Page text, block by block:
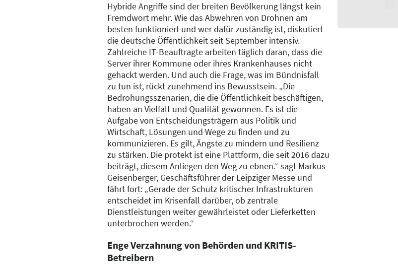
Hybride Angriffe sind der breiten Bevölkerung längst kein
Fremdwort mehr. Wie das Abwehren von Drohnen am
besten funktioniert und wer dafür zuständig ist, diskutiert
die deutsche Öffentlichkeit seit September intensiv.
Zahlreiche IT-Beauftragte arbeiten täglich daran, dass die
Server ihrer Kommune oder ihres Krankenhauses nicht
gehackt werden. Und auch die Frage, was im Bündnisfall
zu tun ist, rückt zunehmend ins Bewusstsein. „Die
Bedrohungsszenarien, die die Öffentlichkeit beschäftigen,
haben an Vielfalt und Qualität gewonnen. Es ist die
Aufgabe von Entscheidungsträgern aus Politik und
Wirtschaft, Lösungen und Wege zu finden und zu
kommunizieren. Es gilt, Ängste zu mindern und Resilienz
zu stärken. Die protekt ist eine Plattform, die seit 2016 dazu
beiträgt, diesem Anliegen den Weg zu ebnen.“ sagt Markus
Geisenberger, Geschäftsführer der Leipziger Messe und
fährt fort: „Gerade der Schutz kritischer Infrastrukturen
entscheidet im Krisenfall darüber, ob zentrale
Dienstleistungen weiter gewährleistet oder Lieferketten
unterbrochen werden.“
Enge Verzahnung von Behörden und KRITIS-
Betreibern